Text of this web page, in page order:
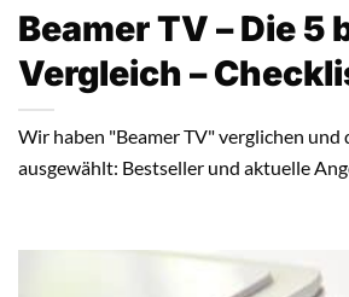
Beamer TV – Die 5
Vergleich –
Wir haben "Beamer TV" verglichen und
ausgewählt: Bestseller und aktuelle